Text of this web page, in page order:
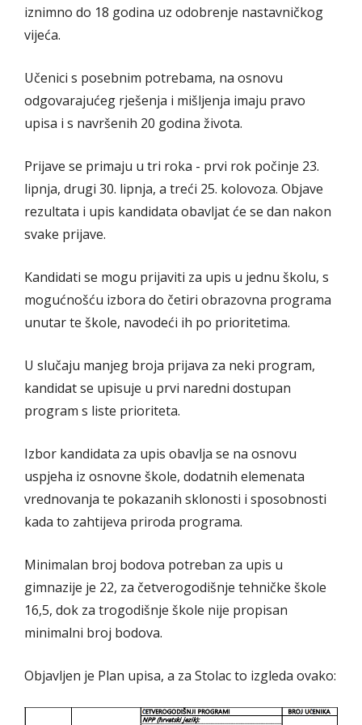
iznimno do 18 godina uz odobrenje nastavničkog
vijeća.
Učenici s posebnim potrebama, na osnovu
odgovarajućeg rješenja i mišljenja imaju pravo
upisa i s navršenih 20 godina života.
Prijave se primaju u tri roka - prvi rok počinje 23.
lipnja, drugi 30. lipnja, a treći 25. kolovoza. Objave
rezultata i upis kandidata obavljat će se dan nakon
svake prijave.
Kandidati se mogu prijaviti za upis u jednu školu, s
mogućnošću izbora do četiri obrazovna programa
unutar te škole, navodeći ih po prioritetima.
U slučaju manjeg broja prijava za neki program,
kandidat se upisuje u prvi naredni dostupan
program s liste prioriteta.
Izbor kandidata za upis obavlja se na osnovu
uspjeha iz osnovne škole, dodatnih elemenata
vrednovanja te pokazanih sklonosti i sposobnosti
kada to zahtijeva priroda programa.
Minimalan broj bodova potreban za upis u
gimnazije je 22, za četverogodišnje tehničke škole
16,5, dok za trogodišnje škole nije propisan
minimalni broj bodova.
Objavljen je Plan upisa, a za Stolac to izgleda ovako: